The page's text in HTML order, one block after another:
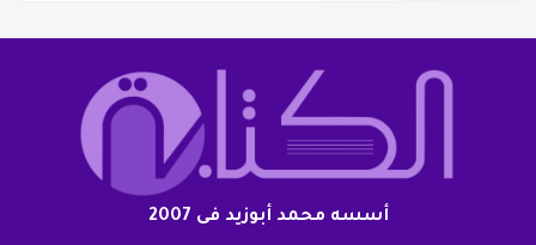
أسسه محمد أبوزيد فى 2007